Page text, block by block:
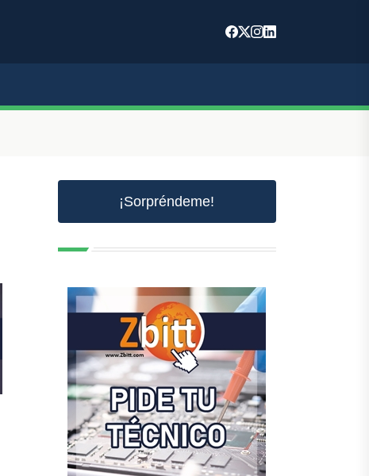
¡Sorpréndeme!